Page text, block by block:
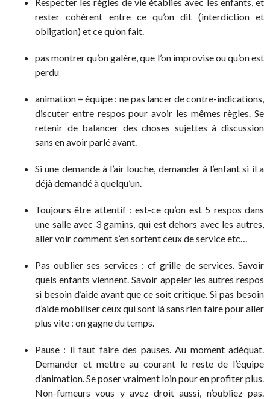
rester cohérent entre ce qu’on dit (interdiction et
obligation) et ce qu’on fait.
pas montrer qu’on galère, que l’on improvise ou qu’on est
perdu
animation = équipe : ne pas lancer de contre-indications,
discuter entre respos pour avoir les mêmes règles. Se
retenir de balancer des choses sujettes à discussion
sans en avoir parlé avant.
Si une demande à l’air louche, demander à l’enfant si il a
déjà demandé à quelqu’un.
Toujours être attentif : est-ce qu’on est 5 respos dans
une salle avec 3 gamins, qui est dehors avec les autres,
aller voir comment s’en sortent ceux de service etc…
Pas oublier ses services : cf grille de services. Savoir
quels enfants viennent. Savoir appeler les autres respos
si besoin d’aide avant que ce soit critique. Si pas besoin
d’aide mobiliser ceux qui sont là sans rien faire pour aller
plus vite : on gagne du temps.
Pause : il faut faire des pauses. Au moment adéquat.
Demander et mettre au courant le reste de l’équipe
d’animation. Se poser vraiment loin pour en profiter plus.
Non-fumeurs vous y avez droit aussi, n’oubliez pas.